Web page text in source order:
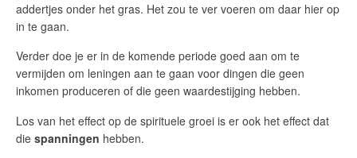
addertjes onder het gras. Het zou te ver voeren om daar hier op
in te gaan.
Verder doe je er in de komende periode goed aan om te
vermijden om leningen aan te gaan voor dingen die geen
inkomen produceren of die geen waardestijging hebben.
Los van het effect op de spirituele groei is er ook het effect dat
die spanningen hebben.